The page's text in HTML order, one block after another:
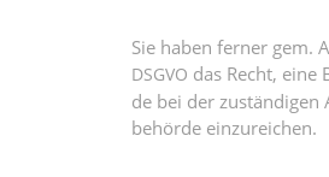
Sie haben fer­ner gem.
DSGVO das Recht, eine
de bei der zustän­di­gen
be­hör­de einzureichen.